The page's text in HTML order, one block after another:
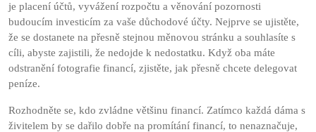
je placení účtů, vyvážení rozpočtu a věnování pozornosti
budoucím investicím za vaše důchodové účty. Nejprve se ujistěte,
že se dostanete na přesně stejnou měnovou stránku a souhlasíte s
cíli, abyste zajistili, že nedojde k nedostatku. Když oba máte
odstranění fotografie financí, zjistěte, jak přesně chcete delegovat
peníze.
Rozhodněte se, kdo zvládne většinu financí. Zatímco každá dáma s
živitelem by se dařilo dobře na promítání financí, to nenaznačuje,